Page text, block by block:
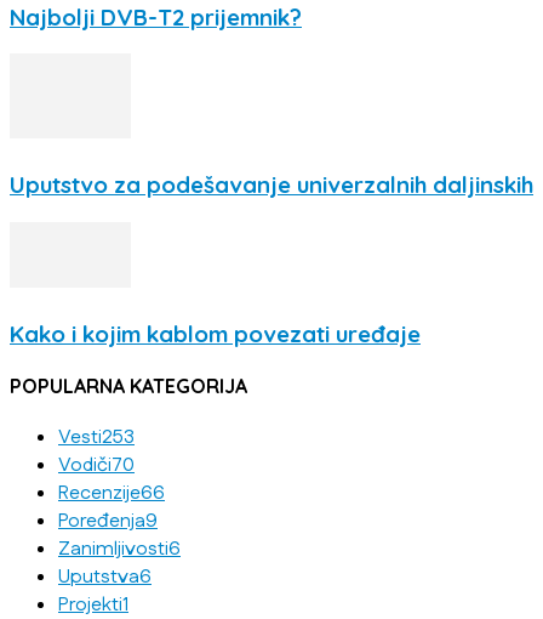
Najbolji DVB-T2 prijemnik?
Uputstvo za podešavanje univerzalnih daljinskih
Kako i kojim kablom povezati uređaje
POPULARNA KATEGORIJA
Vesti253
Vodiči70
Recenzije66
Poređenja9
Zanimljivosti6
Uputstva6
Projekti1